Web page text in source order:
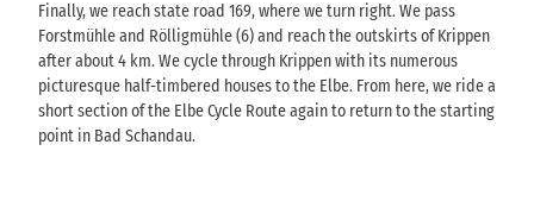
Finally, we reach state road 169, where we turn right. We pass
Forstmühle and Rölligmühle (6) and reach the outskirts of Krippen
after about 4 km. We cycle through Krippen with its numerous
picturesque half-timbered houses to the Elbe. From here, we ride a
short section of the Elbe Cycle Route again to return to the starting
point in Bad Schandau.